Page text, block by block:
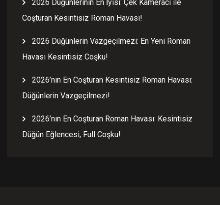
2026 Düğünlerinin En İyisi: Çek Kameracı ile
Coşturan Kesintisiz Roman Havası!
2026 Düğünlerin Vazgeçilmezi: En Yeni Roman
Havası Kesintisiz Coşku!
2026’nın En Coşturan Kesintisiz Roman Havası:
Düğünlerin Vazgeçilmezi!
2026’nın En Coşturan Roman Havası: Kesintisiz
Düğün Eğlencesi, Full Coşku!